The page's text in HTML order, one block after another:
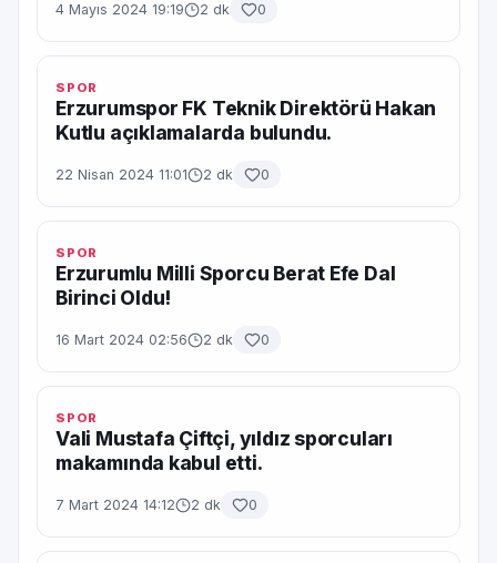
4 Mayıs 2024 19:19 2 dk 0
SPOR
Erzurumspor FK Teknik Direktörü Hakan
Kutlu açıklamalarda bulundu.
22 Nisan 2024 11:01 2 dk 0
SPOR
Erzurumlu Milli Sporcu Berat Efe Dal
Birinci Oldu!
16 Mart 2024 02:56 2 dk 0
SPOR
Vali Mustafa Çiftçi, yıldız sporcuları
makamında kabul etti.
7 Mart 2024 14:12 2 dk 0